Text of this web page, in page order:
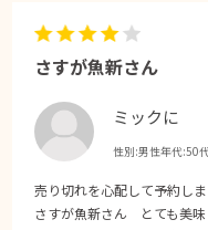
さすが魚新さん
ミックに
性別:男性年代:50
売り切れを心配して予約し
さすが魚新さん とても美